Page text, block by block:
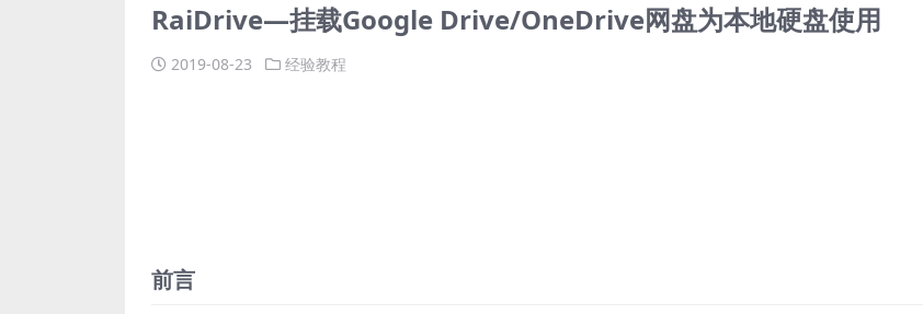
RaiDrive—挂载Google Drive/OneDrive网盘为本地硬盘使用
2019-08-23 经验教程
前言